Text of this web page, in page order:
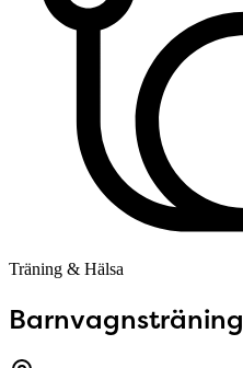
Träning & Hälsa
Barnvagnsträning